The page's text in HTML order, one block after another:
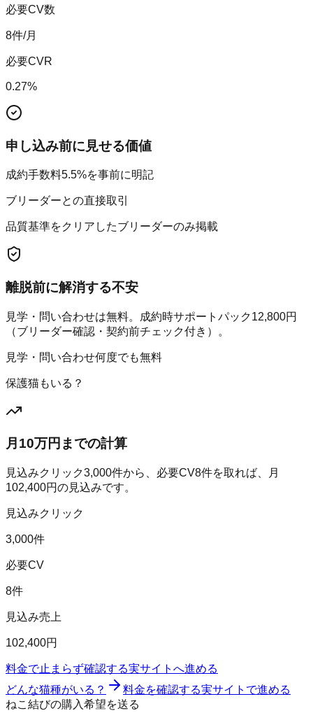
必要CV数
8件/月
必要CVR
0.27%
申し込み前に見せる価値
成約手数料5.5%を事前に明記
ブリーダーとの直接取引
品質基準をクリアしたブリーダーのみ掲載
離脱前に解消する不安
見学・問い合わせは無料。成約時サポートパック12,800円
（ブリーダー確認・契約前チェック付き）。
見学・問い合わせ何度でも無料
保護猫もいる？
月10万円までの計算
見込みクリック3,000件から、必要CV8件を取れば、月
102,400円の見込みです。
見込みクリック
3,000件
必要CV
8件
見込み売上
102,400円
料金で止まらず確認する実サイトへ進める
どんな猫種がいる？
料金を確認する実サイトで進める
ねこ結びの購入希望を送る